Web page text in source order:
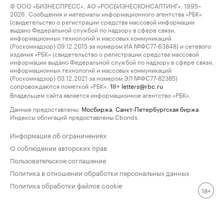
© ООО «БИЗНЕСПРЕСС», АО «РОСБИЗНЕСКОНСАЛТИНГ», 1995–
2026. Сообщения и материалы информационного агентства «РБК»
(свидетельство о регистрации средства массовой информации
выдано Федеральной службой по надзору в сфере связи,
информационных технологий и массовых коммуникаций
(Роскомнадзор) 09.12.2015 за номером ИА №ФС77-63848) и сетевого
издания «РБК» (свидетельство о регистрации средства массовой
информации выдано Федеральной службой по надзору в сфере связи,
информационных технологий и массовых коммуникаций
(Роскомнадзор) 03.12.2021 за номером ЭЛ №ФС77-82385)
сопровождаются пометкой «РБК».
18+ letters@rbc.ru
Владельцем сайта является информационное агентство «РБК».
Данные предоставлены: Мосбиржа Санкт-Петербургская биржа
Индексы облигаций предоставлены Cbonds.
Информация об ограничениях
О соблюдении авторских прав
Пользовательское соглашение
Политика в отношении обработки персональных данных
Политика обработки файлов cookie
18+